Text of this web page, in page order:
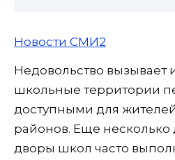
Новости СМИ2
Недовольство вызывает
школьные территории
доступными для
районов. Еще несколько
дворы школ часто